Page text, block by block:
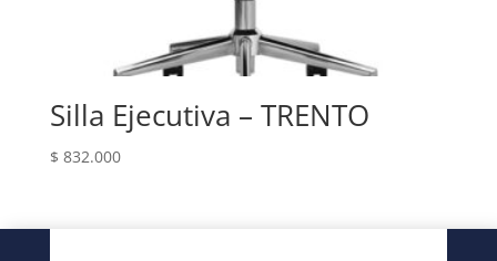
Silla Ejecutiva – TRENTO
$ 832.000